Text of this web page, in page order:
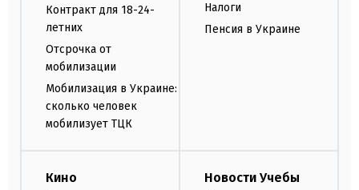
Контракт для 18-24-
летних
Отсрочка от
мобилизации
Мобилизация в Украине:
сколько человек
мобилизует ТЦК
Налоги
Пенсия в Украине
Кино Новости Учебы